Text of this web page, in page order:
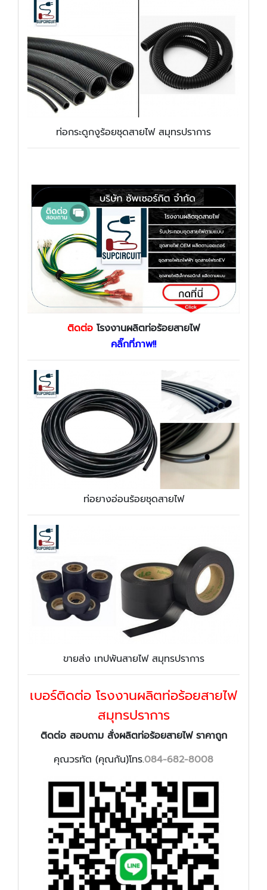
ท่อกระดูกงูร้อยชุดสายไฟ สมุทรปราการ
ติดต่อ โรงงานผลิตท่อร้อยสายไฟ
คลิ๊กที่ภาพ!!
ท่อยางอ่อนร้อยชุดสายไฟ
ขายส่ง เทปพันสายไฟ สมุทรปราการ
เบอร์ติดต่อ โรงงานผลิตท่อร้อยสายไฟ
สมุทรปราการ
ติดต่อ สอบถาม สั่งผลิตท่อร้อยสายไฟ ราคาถูก
คุณวรทัต (คุณกัน)โทร.084-682-8008